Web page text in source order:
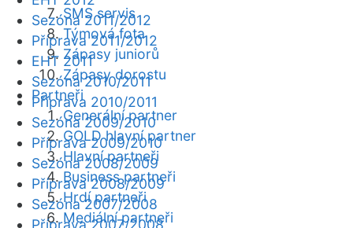
SMS servis
Týmová fota
Zápasy juniorů
Zápasy dorostu
Partneři
Generální partner
GOLD hlavní partner
Hlavní partneři
Business partneři
Hrdí partneři
Mediální partneři
Sezóna 2011/2012
Příprava 2011/2012
EHT 2011
Sezóna 2010/2011
Příprava 2010/2011
Sezóna 2009/2010
Příprava 2009/2010
Sezóna 2008/2009
Příprava 2008/2009
Sezóna 2007/2008
Příprava 2007/2008